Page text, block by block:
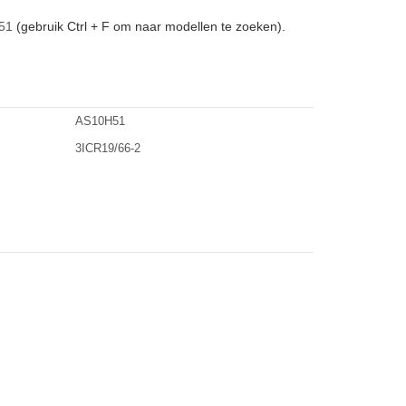
(gebruik Ctrl + F om naar modellen te zoeken).
AS10H51
3ICR19/66-2